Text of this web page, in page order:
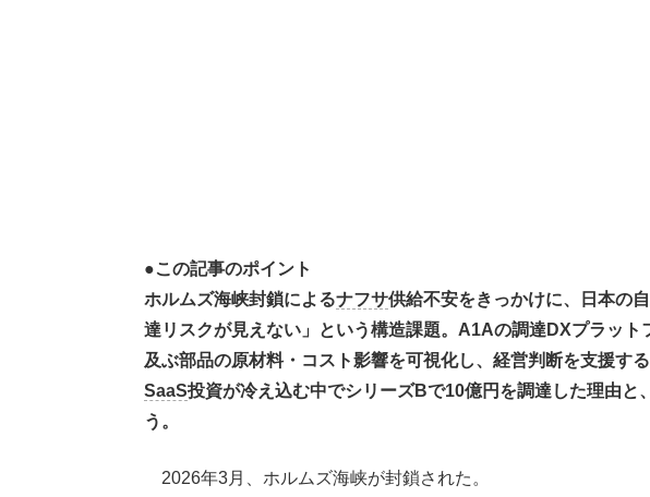
●この記事のポイント
ホルムズ海峡封鎖によるナフサ供給不安をきっかけに、日本の
達リスクが見えない」という構造課題。A1Aの調達DXプラッ
及ぶ部品の原材料・コスト影響を可視化し、経営判断を支援す
SaaS投資が冷え込む中でシリーズBで10億円を調達した理由と
う。
2026年3月、ホルムズ海峡が封鎖された。